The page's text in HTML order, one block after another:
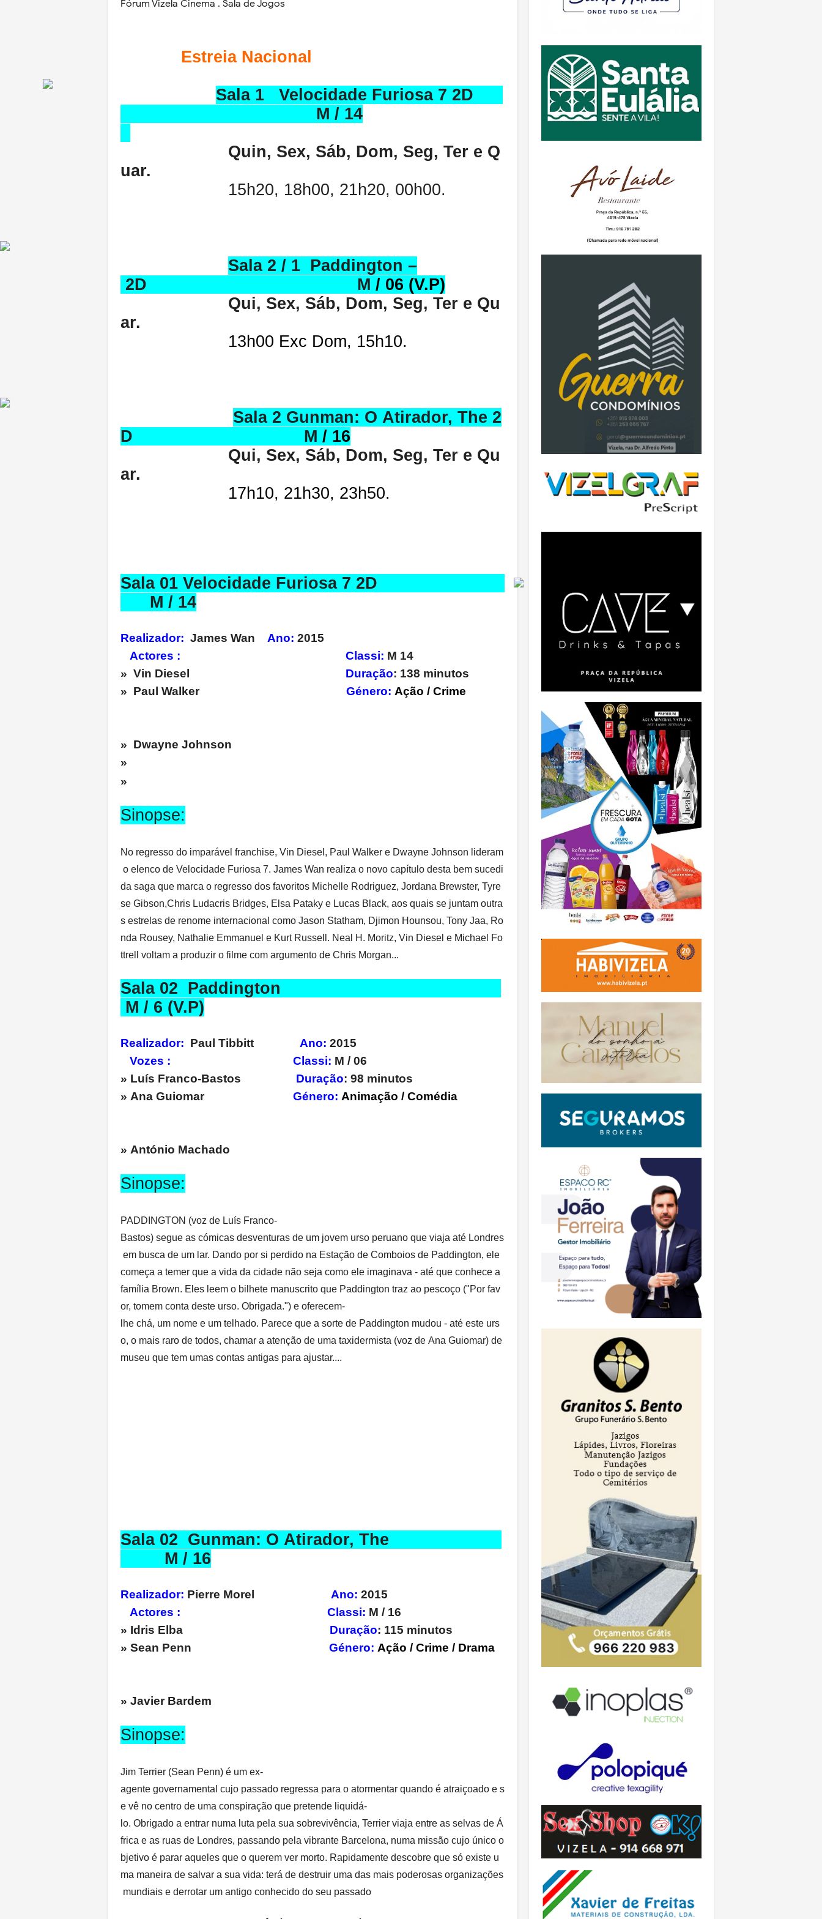
Fórum Vizela Cinema . Sala de Jogos
Estreia Nacional
Sala 1 Velocidade Furiosa 7 2D
M / 14
Quin, Sex, Sáb, Dom, Seg, Ter e Q
uar.
15h20, 18h00, 21h20, 00h00.
Sala 2 / 1 Paddington –
2D M / 06 (V.P)
Qui, Sex, Sáb, Dom, Seg, Ter e Qu
ar.
13h00 Exc Dom, 15h10.
Sala 2 Gunman: O Atirador, The 2
D M / 16
Qui, Sex, Sáb, Dom, Seg, Ter e Qu
ar.
17h10, 21h30, 23h50.
Sala 01 Velocidade Furiosa 7 2D
M / 14
Realizador: James Wan Ano: 2015
Actores :
Classi: M 14
» Vin Diesel Duração: 138 minutos
» Paul Walker Género: Ação / Crime
» Dwayne Johnson
»
»
Sinopse:
No regresso do imparável franchise, Vin Diesel, Paul Walker e Dwayne Johnson lideram
o elenco de Velocidade Furiosa 7. James Wan realiza o novo capítulo desta bem sucedi
da saga que marca o regresso dos favoritos Michelle Rodriguez, Jordana Brewster, Tyre
se Gibson,Chris Ludacris Bridges, Elsa Pataky e Lucas Black, aos quais se juntam outra
s estrelas de renome internacional como Jason Statham, Djimon Hounsou, Tony Jaa, Ro
nda Rousey, Nathalie Emmanuel e Kurt Russell. Neal H. Moritz, Vin Diesel e Michael Fo
ttrell voltam a produzir o filme com argumento de Chris Morgan...
Sala 02 Paddington
M / 6 (V.P)
Realizador: Paul Tibbitt Ano: 2015
Vozes :
Classi: M / 06
» Luís Franco-Bastos Duração: 98 minutos
» Ana Guiomar Género: Animação / Comédia
» António Machado
Sinopse:
PADDINGTON (voz de Luís Franco-
Bastos) segue as cómicas desventuras de um jovem urso peruano que viaja até Londres
em busca de um lar. Dando por si perdido na Estação de Comboios de Paddington, ele
começa a temer que a vida da cidade não seja como ele imaginava - até que conhece a
família Brown. Eles leem o bilhete manuscrito que Paddington traz ao pescoço ("Por fav
or, tomem conta deste urso. Obrigada.") e oferecem-
lhe chá, um nome e um telhado. Parece que a sorte de Paddington mudou - até este urs
o, o mais raro de todos, chamar a atenção de uma taxidermista (voz de Ana Guiomar) de
museu que tem umas contas antigas para ajustar....
Sala 02 Gunman: O Atirador, The
M / 16
Realizador: Pierre Morel Ano: 2015
Actores :
Classi: M / 16
» Idris Elba Duração: 115 minutos
» Sean Penn Género: Ação / Crime / Drama
» Javier Bardem
Sinopse:
Jim Terrier (Sean Penn) é um ex-
agente governamental cujo passado regressa para o atormentar quando é atraiçoado e s
e vê no centro de uma conspiração que pretende liquidá-
lo. Obrigado a entrar numa luta pela sua sobrevivência, Terrier viaja entre as selvas de Á
frica e as ruas de Londres, passando pela vibrante Barcelona, numa missão cujo único o
bjetivo é parar aqueles que o querem ver morto. Rapidamente descobre que só existe u
ma maneira de salvar a sua vida: terá de destruir uma das mais poderosas organizações
mundiais e derrotar um antigo conhecido do seu passado